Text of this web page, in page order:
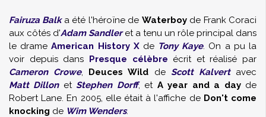
Fairuza Balka été l'héroïne de Waterboy de Frank Coraci
aux côtés d'Adam Sandleret a tenu un rôle principal dans
le drameAmerican History X de Tony Kaye. On a pu la
voir depuis dans Presque célèbre écrit et réalisé par
Cameron Crowe, Deuces Wild de Scott Kalvertavec
Matt DillonetStephen Dorff, et A year and a dayde
Robert Lane. En 2005, elle était à l'affiche de Don't come
knocking de Wim Wenders.